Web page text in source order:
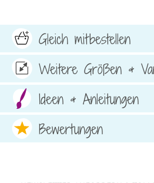
Gleich mitbestellen
Weitere Größen &
Ideen & Anleitungen
Bewertungen